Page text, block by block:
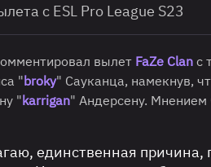
с ESL Pro League S23
вылет FaZe Clan с
"broky" Сауканца, намекнув,
"karrigan" Андерсену. Мнением
единственная причина,